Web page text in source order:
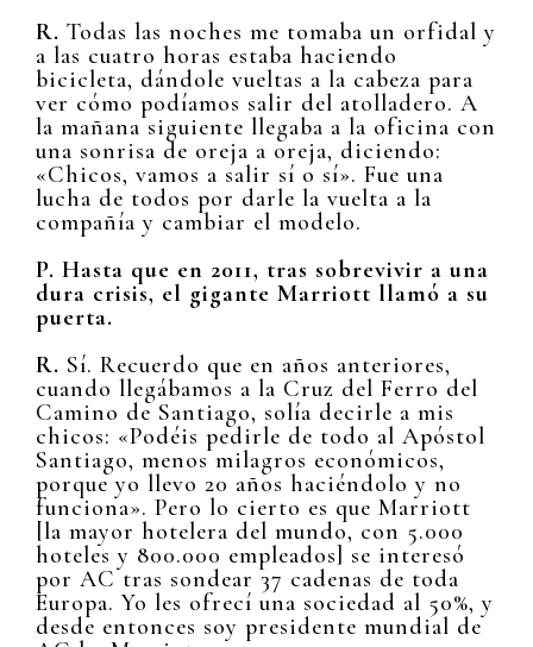
R. Todas las noches me tomaba un orfidal y
a las cuatro horas estaba haciendo
bicicleta, dándole vueltas a la cabeza para
ver cómo podíamos salir del atolladero. A
la mañana siguiente llegaba a la oficina con
una sonrisa de oreja a oreja, diciendo:
«Chicos, vamos a salir sí o sí». Fue una
lucha de todos por darle la vuelta a la
compañía y cambiar el modelo.
P. Hasta que en 2011, tras sobrevivir a una
dura crisis, el gigante Marriott llamó a su
puerta.
R. Sí. Recuerdo que en años anteriores,
cuando llegábamos a la Cruz del Ferro del
Camino de Santiago, solía decirle a mis
chicos: «Podéis pedirle de todo al Apóstol
Santiago, menos milagros económicos,
porque yo llevo 20 años haciéndolo y no
funciona». Pero lo cierto es que Marriott
[la mayor hotelera del mundo, con 5.000
hoteles y 800.000 empleados] se interesó
por AC tras sondear 37 cadenas de toda
Europa. Yo les ofrecí una sociedad al 50%, y
desde entonces soy presidente mundial de